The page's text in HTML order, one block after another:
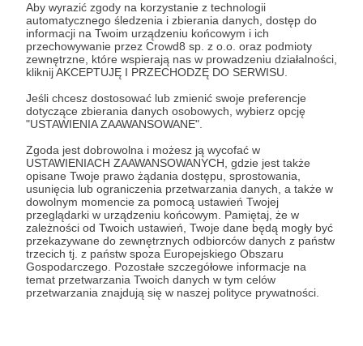
Aby wyrazić zgody na korzystanie z technologii
automatycznego śledzenia i zbierania danych, dostęp do
informacji na Twoim urządzeniu końcowym i ich
przechowywanie przez Crowd8 sp. z o.o. oraz podmioty
zewnętrzne, które wspierają nas w prowadzeniu działalności,
kliknij AKCEPTUJĘ I PRZECHODZĘ DO SERWISU.
Jeśli chcesz dostosować lub zmienić swoje preferencje
dotyczące zbierania danych osobowych, wybierz opcję
"USTAWIENIA ZAAWANSOWANE".
Zgoda jest dobrowolna i możesz ją wycofać w
USTAWIENIACH ZAAWANSOWANYCH, gdzie jest także
opisane Twoje prawo żądania dostępu, sprostowania,
usunięcia lub ograniczenia przetwarzania danych, a także w
dowolnym momencie za pomocą ustawień Twojej
przeglądarki w urządzeniu końcowym. Pamiętaj, że w
zależności od Twoich ustawień, Twoje dane będą mogły być
przekazywane do zewnętrznych odbiorców danych z państw
trzecich tj. z państw spoza Europejskiego Obszaru
Gospodarczego. Pozostałe szczegółowe informacje na
temat przetwarzania Twoich danych w tym celów
przetwarzania znajdują się w naszej polityce prywatności.
Dołącz do grona Patronów!
Wesprzyj działalność AutoraMarcin Ogdowski
już
teraz!
Zostań Patronem